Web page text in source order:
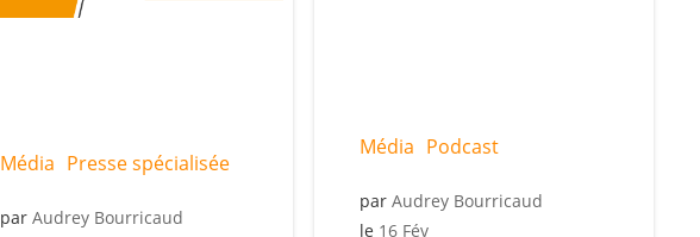
Média Presse spécialisée
par Audrey Bourricaud
Média Podcast
par Audrey Bourricaud
le 16 Fév